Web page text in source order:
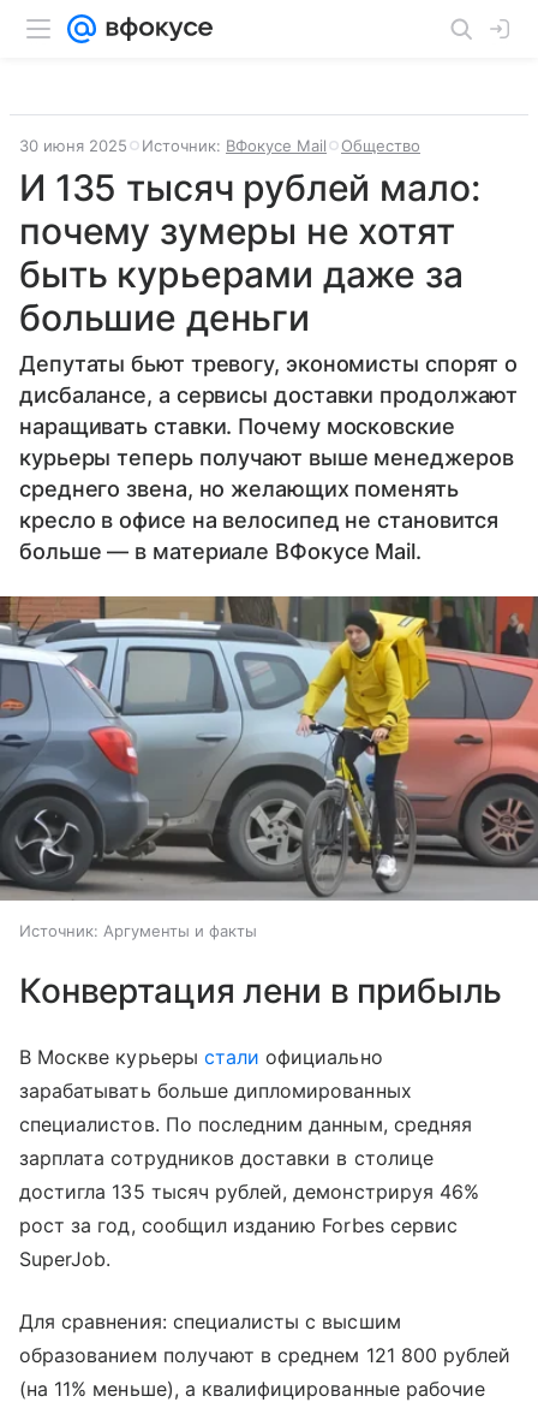
30 июня 2025 Источник: ВФокусе Mail Общество
И 135 тысяч рублей мало:
почему зумеры не хотят
быть курьерами даже за
большие деньги
Депутаты бьют тревогу, экономисты спорят о
дисбалансе, а сервисы доставки продолжают
наращивать ставки. Почему московские
курьеры теперь получают выше менеджеров
среднего звена, но желающих поменять
кресло в офисе на велосипед не становится
больше — в материале ВФокусе Mail.
Источник: Аргументы и факты
Конвертация лени в прибыль
В Москве курьеры стали официально
зарабатывать больше дипломированных
специалистов. По последним данным, средняя
зарплата сотрудников доставки в столице
достигла 135 тысяч рублей, демонстрируя 46%
рост за год, сообщил изданию Forbes сервис
SuperJob.
Для сравнения: специалисты с высшим
образованием получают в среднем 121 800 рублей
(на 11% меньше), а квалифицированные рабочие